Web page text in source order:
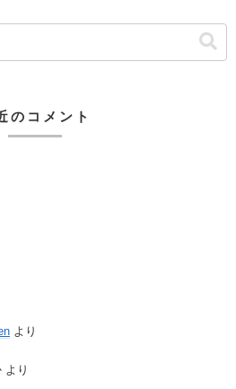
のコメント
より
より